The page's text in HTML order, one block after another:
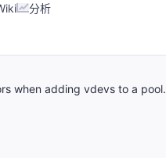
分析
when adding vdevs to a pool.